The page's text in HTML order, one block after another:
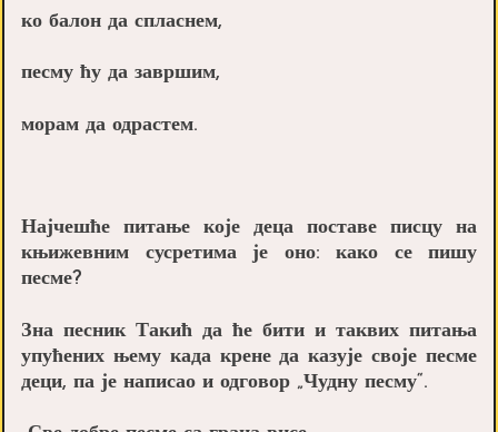
ко балон да спласнем,
песму ћу да завршим,
морам да одрастем.
Најчешће питање које деца поставе писцу на
књижевним сусретима је оно: како се пишу
песме?
Зна песник Такић да ће бити и таквих питања
упућених њему када крене да казује своје песме
деци, па је написао и одговор „Чудну песму“.